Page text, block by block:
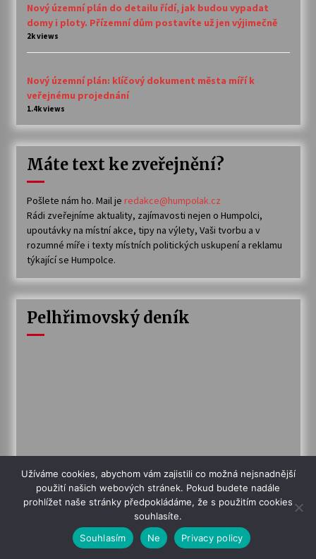
Nový územní plán do detailu řídí, jak budou vypadat
domy i ploty. Přízemní dům postavíte už jen výjimečně
2k views
Nový územní plán: klíčový dokument města míří k
veřejnému projednání
1.4k views
Máte text ke zveřejnění?
Pošlete nám ho. Mail je redakce@humpolak.cz
Rádi zveřejníme aktuality, zajímavosti nejen o Humpolci,
upoutávky na místní akce, tipy na výlety, Vaši tvorbu a v
rozumné míře i texty místních politických uskupení a reklamu
týkající se Humpolce.
Pelhřimovský deník
Užíváme cookies, abychom vám zajistili co možná nejsnadnější
použití našich webových stránek. Pokud budete nadále
prohlížet naše stránky předpokládáme, že s použitím cookies
souhlasíte.
Souhlasím
Ne Privacy policy